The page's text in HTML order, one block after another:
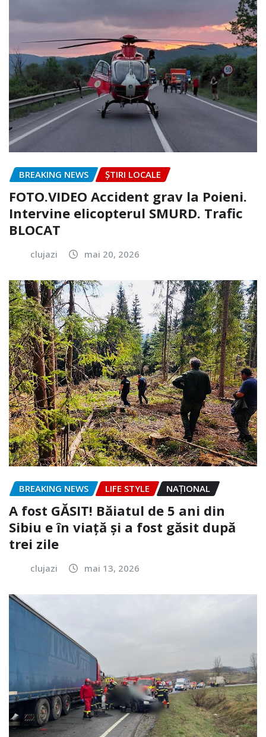
BREAKING NEWS ȘTIRI LOCALE
FOTO.VIDEO Accident grav la Poieni.
Intervine elicopterul SMURD. Trafic
BLOCAT
clujazi mai 20, 2026
BREAKING NEWS LIFE STYLE NAŢIONAL
A fost GĂSIT! Băiatul de 5 ani din
Sibiu e în viață și a fost găsit după
trei zile
clujazi mai 13, 2026